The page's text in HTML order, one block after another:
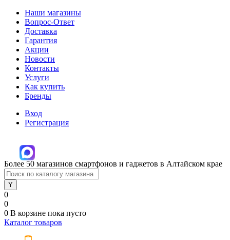
Наши магазины
Вопрос-Ответ
Доставка
Гарантия
Акции
Новости
Контакты
Услуги
Как купить
Бренды
Вход
Регистрация
Более 50 магазинов смартфонов и гаджетов в Алтайском крае
0
0
0 В корзине пока пусто
Каталог товаров